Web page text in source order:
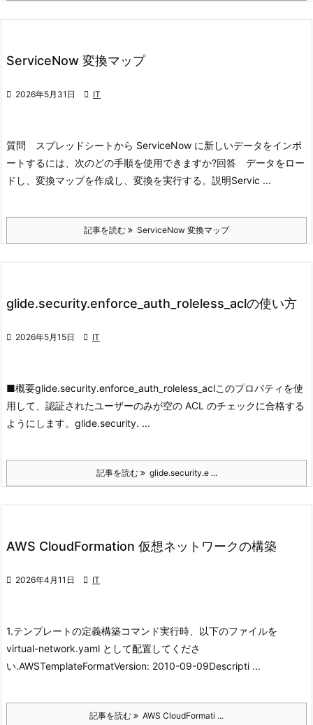
ServiceNow 変換マップ
 2026年5月31日  IT
質問 スプレッドシートから ServiceNow に新しいデータをインポ
ートするには、次のどの手順を使用できますか?回答 データをロー
ドし、変換マップを作成し、変換を実行する。 説明Servic ...
記事を読む ServiceNow 変換マップ
glide.security.enforce_auth_roleless_aclの使い方
 2026年5月15日  IT
■概要glide.security.enforce_auth_roleless_aclこのプロパティを使
用して、認証されたユーザーのみが空の ACL のチェックに合格する
ようにします。 glide.security. ...
記事を読む glide.security.e ...
AWS CloudFormation 仮想ネットワークの構築
 2026年4月11日  IT
1.テンプレートの定義構築コマンド実行時、以下のファイルを
virtual-network.yaml として配置してくださ
い.AWSTemplateFormatVersion: 2010-09-09Descripti ...
記事を読む AWS CloudFormati ...